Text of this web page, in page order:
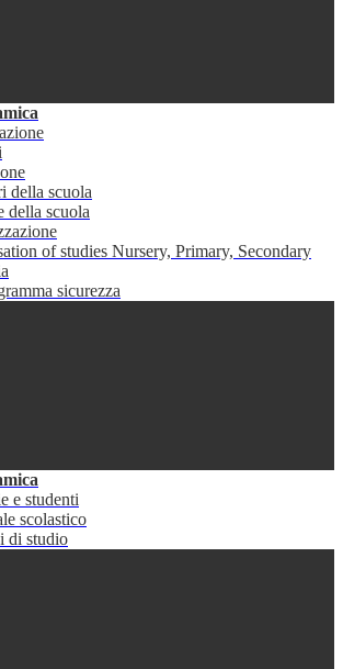
della scuola
della scuola
of studies Nursery, Primary, Secondary
sicurezza
e studenti
scolastico
di studio